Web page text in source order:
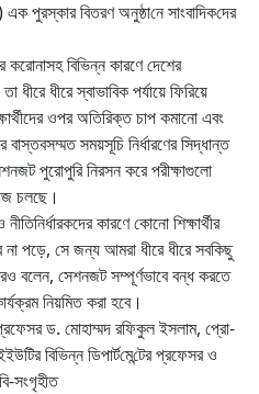
পুরস্কার বিতরণ অনুষ্ঠা‌নে সাংবা‌দিক‌দের
বিভিন্ন কারণে দেশের
ধীরে ধীরে স্বাভাবিক পর্যায়ে ফিরিয়ে
ওপর অতিরিক্ত চাপ কমানো এবং
সময়সূচি নির্ধারণের সিদ্ধান্ত
পুরোপুরি নিরসন করে পরীক্ষাগুলো
চলছে।
কারণে কোনো শিক্ষার্থীর
পড়ে, সে জন্য আমরা ধীরে ধীরে সবকিছু
বলেন, সেশনজট সম্পূর্ণভাবে বন্ধ করতে
নিয়মিত করা হবে।
ড. মোহাম্মদ র‌ফিকুল ইসলাম, প্রো-
বি‌ভিন্ন ডিপার্ট‌মে‌ন্টের প্রফেসর ও
সংগৃহীত